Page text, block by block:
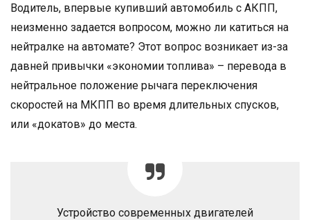
Водитель, впервые купивший автомобиль с АКПП,
неизменно задается вопросом, можно ли катиться на
нейтралке на автомате? Этот вопрос возникает из-за
давней привычки «экономии топлива» – перевода в
нейтральное положение рычага переключения
скоростей на МКПП во время длительных спусков,
или «докатов» до места.
Устройство современных двигателей